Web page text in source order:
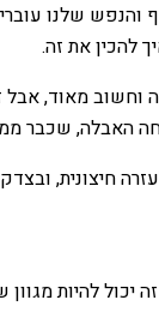
שלנו עוברים
להכין את זה.
מאוד, אבל
האבלה, שכבר
חיצונית,
יכול להיות